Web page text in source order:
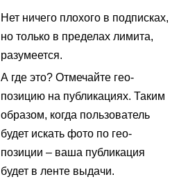
Нет ничего плохого в подписках,
но только в пределах лимита,
разумеется.
А где это? Отмечайте гео-
позицию на публикациях. Таким
образом, когда пользователь
будет искать фото по гео-
позиции – ваша публикация
будет в ленте выдачи.